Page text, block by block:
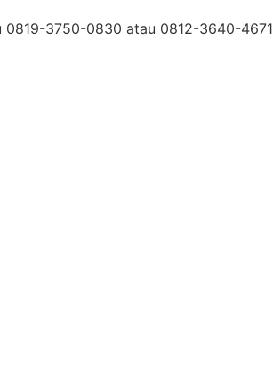
0819-3750-0830 atau 0812-3640-4671